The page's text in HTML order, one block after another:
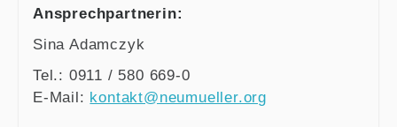
Ansprechpartnerin:
Sina Adamczyk
Tel.: 0911 / 580 669-0
E-Mail: kontakt@neumueller.org